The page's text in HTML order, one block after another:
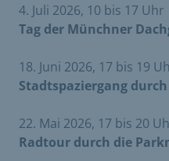
4. Juli 2026, 10 bis 17 Uhr
Tag der Münchner
18. Juni 2026, 17 bis 19
Stadtspaziergang
22. Mai 2026, 17 bis 20
Radtour durch die